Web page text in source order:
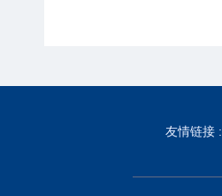
友情链接 :